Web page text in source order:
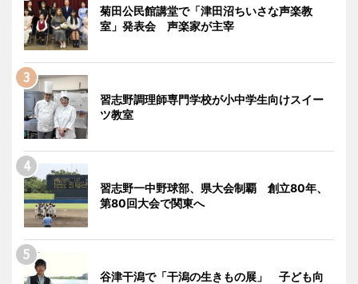
菊田公民館講堂で「津田沼ちいさな声楽教
室」発表会 声楽家が主宰
習志野調理師専門学校が小中学生向けスイー
ツ教室
習志野一中野球部、県大会制覇 創立80年、
第80回大会で関東へ
谷津干潟で「干潟の生きもの展」 子ども向